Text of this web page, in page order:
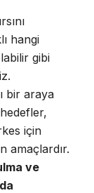
hangi
gibi
.
bir araya
için
amaçlardır.
ve